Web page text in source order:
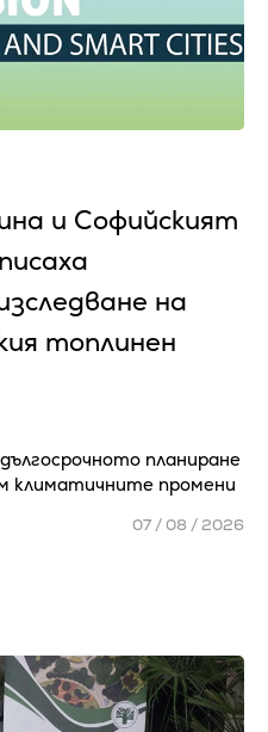
и Софийският
на
топлинен
планиране
климатичните промени
07 / 08 / 2026